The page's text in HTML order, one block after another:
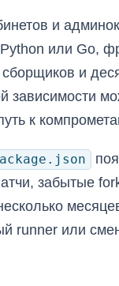
и
или Go,
и
к
забытые
runner или